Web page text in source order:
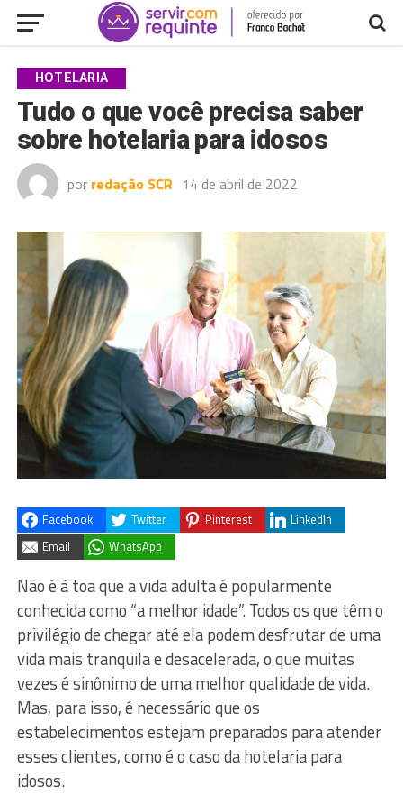
HOTELARIA
Tudo o que você precisa saber
sobre hotelaria para idosos
por redação SCR 14 de abril de 2022
Facebook Twitter Pinterest
LinkedIn
Email
WhatsApp
Não é à toa que a vida adulta é popularmente
conhecida como “a melhor idade”. Todos os que têm o
privilégio de chegar até ela podem desfrutar de uma
vida mais tranquila e desacelerada, o que muitas
vezes é sinônimo de uma melhor qualidade de vida.
Mas, para isso, é necessário que os
estabelecimentos estejam preparados para atender
esses clientes, como é o caso da hotelaria para
idosos.